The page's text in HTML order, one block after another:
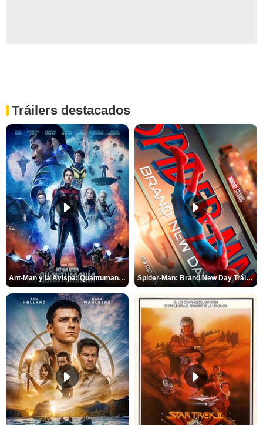
Tráilers destacados
Ant-Man y la Avispa: Quantumanía Tráiler (2) Spider-Man: Brand New Day Tráiler (3)